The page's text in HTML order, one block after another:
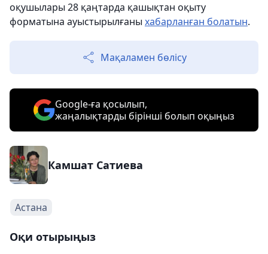
оқушылары 28 қаңтарда қашықтан оқыту
форматына ауыстырылғаны хабарланған болатын.
Мақаламен бөлісу
Google-ға қосылып,
жаңалықтарды бірінші болып оқыңыз
Камшат Сатиева
Астана
Оқи отырыңыз